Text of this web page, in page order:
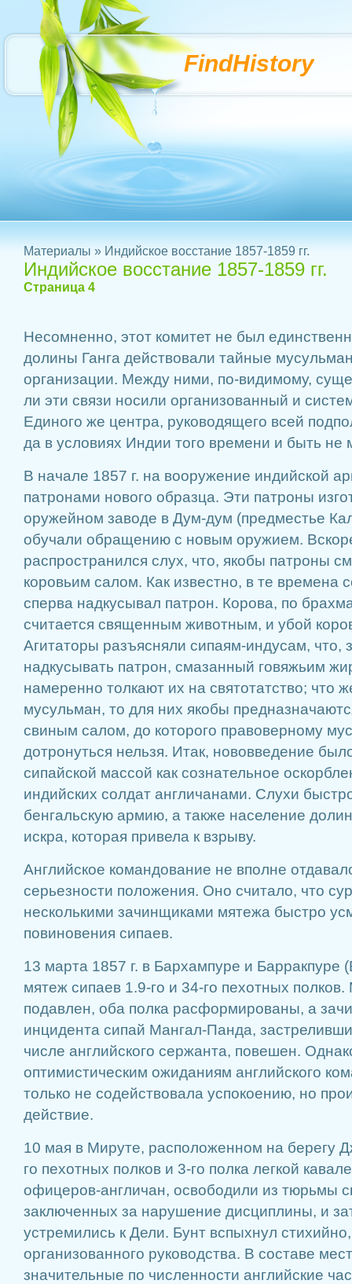
FindHistory
Материалы » Индийское восстание 1857-1859 гг.
Индийское восстание 1857-1859 гг.
Страница 4
Несомненно, этот комитет не был
долины Ганга действовали тайные
организации. Между ними, по-видимому,
ли эти связи носили организованный и
Единого же центра, руководящего всей
да в условиях Индии того времени и быть не
В начале 1857 г. на вооружение индийской
патронами нового образца. Эти патроны
оружейном заводе в Дум-дум (предместье
обучали обращению с новым оружием.
распространился слух, что, якобы патроны
коровьим салом. Как известно, в те времена
сперва надкусывал патрон. Корова, по
считается священным животным, и убой
Агитаторы разъясняли сипаям-индусам, что,
надкусывать патрон, смазанный говяжьим
намеренно толкают их на святотатство; что
мусульман, то для них якобы
свиным салом, до которого правоверному
дотронуться нельзя. Итак, нововведение
сипайской массой как сознательное
индийских солдат англичанами. Слухи
бенгальскую армию, а также население
искра, которая привела к взрыву.
Английское командование не вполне
серьезности положения. Оно считало, что
несколькими зачинщиками мятежа быстро
повиновения сипаев.
13 марта 1857 г. в Бархампуре и Барракпуре
мятеж сипаев 1.9-го и 34-го пехотных
подавлен, оба полка расформированы, а
инцидента сипай Мангал-Панда,
числе английского сержанта, повешен.
оптимистическим ожиданиям английского
только не содействовала успокоению, но
действие.
10 мая в Мируте, расположенном на берегу
го пехотных полков и 3-го полка легкой
офицеров-англичан, освободили из тюрьмы
заключенных за нарушение дисциплины, и
устремились к Дели. Бунт вспыхнул стихийно,
организованного руководства. В составе
значительные по численности английские